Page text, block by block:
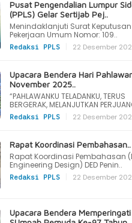
Pusat Pengendalian Lumpur
(PPLS) Gelar Sertijab Pej..
Menindaklanjuti Surat Keputusan
Pekerjaan Umum Nomor: 109..
Redaksi PPLS 22 Desember
Upacara Bendera Hari
November 2025..
“PAHLAWANKU TELADANKU, TERUS
BERGERAK, MELANJUTKAN
Redaksi PPLS 22 Desember
Rapat Koordinasi Pembahasan..
Rapat Koordinasi Pembahasan
Engineering Design) DED Penin..
Redaksi PPLS 22 Desember
Upacara Bendera